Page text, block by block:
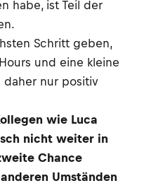
habe, ist Teil der
Schritt geben,
und eine kleine
daher nur positiv
wie Luca
nicht weiter in
Chance
Umständen